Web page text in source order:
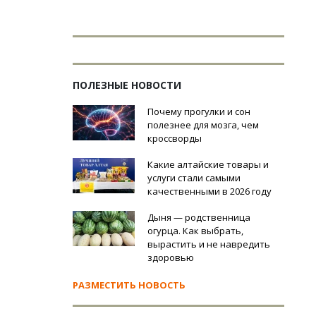
ПОЛЕЗНЫЕ НОВОСТИ
Почему прогулки и сон
полезнее для мозга, чем
кроссворды
Какие алтайские товары и
услуги стали самыми
качественными в 2026 году
Дыня — родственница
огурца. Как выбрать,
вырастить и не навредить
здоровью
РАЗМЕСТИТЬ НОВОСТЬ